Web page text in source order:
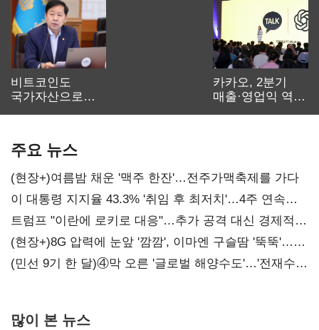
비트코인도
국가자산으로…'
카카오, 2분기
매출·영업익 역대
주요 뉴스
(현장+)여름밤 채운 '맥주 한잔'…전주가맥축제를 가다
이 대통령 지지율 43.3% '취임 후 최저치'…4주 연속
'하락'
트럼프 "이란에 로키로 대응"…추가 공격 대신 경제적
압박 시사
(현장+)8G 압력에 눈앞 '깜깜', 이마엔 구슬땀 '뚝뚝'…
화려한 에어쇼 뒤 땀방울
(민선 9기 한 달)④막 오른 '글로벌 해양수도'…'전재수
많이 본 뉴스